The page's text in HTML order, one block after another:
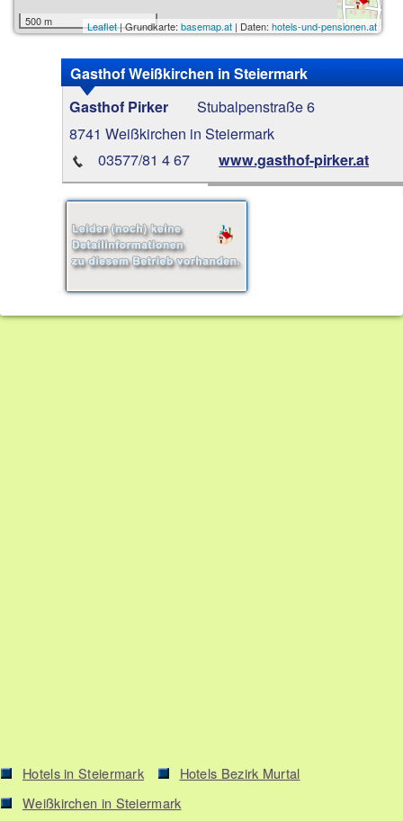
500 m Leaflet| Grundkarte: basemap.at| Daten: hotels-und-pensionen.at
Gasthof Weißkirchen in Steiermark
Gasthof Pirker
Stubalpenstraße 6
8741 Weißkirchen in Steiermark
03577/81 4 67
www.gasthof-pirker.at
Hotels in Steiermark
Hotels Bezirk Murtal
Weißkirchen in Steiermark